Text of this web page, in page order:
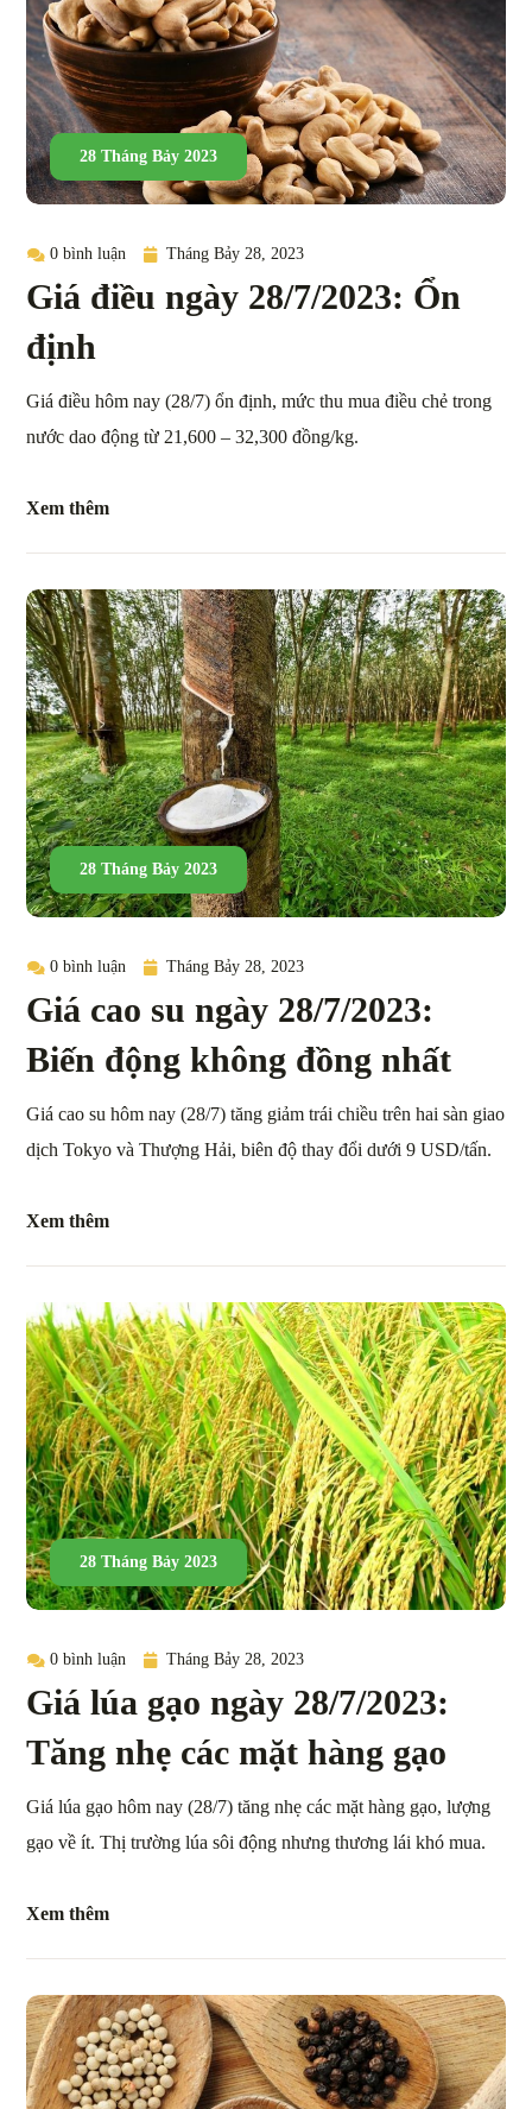
28 Tháng Bảy 2023
0 bình luận Tháng Bảy 28, 2023
Giá điều ngày 28/7/2023: Ổn
định
Giá điều hôm nay (28/7) ổn định, mức thu mua điều chẻ trong
nước dao động từ 21,600 – 32,300 đồng/kg.
Xem thêm
28 Tháng Bảy 2023
0 bình luận Tháng Bảy 28, 2023
Giá cao su ngày 28/7/2023:
Biến động không đồng nhất
Giá cao su hôm nay (28/7) tăng giảm trái chiều trên hai sàn giao
dịch Tokyo và Thượng Hải, biên độ thay đổi dưới 9 USD/tấn.
Xem thêm
28 Tháng Bảy 2023
0 bình luận Tháng Bảy 28, 2023
Giá lúa gạo ngày 28/7/2023:
Tăng nhẹ các mặt hàng gạo
Giá lúa gạo hôm nay (28/7) tăng nhẹ các mặt hàng gạo, lượng
gạo về ít. Thị trường lúa sôi động nhưng thương lái khó mua.
Xem thêm